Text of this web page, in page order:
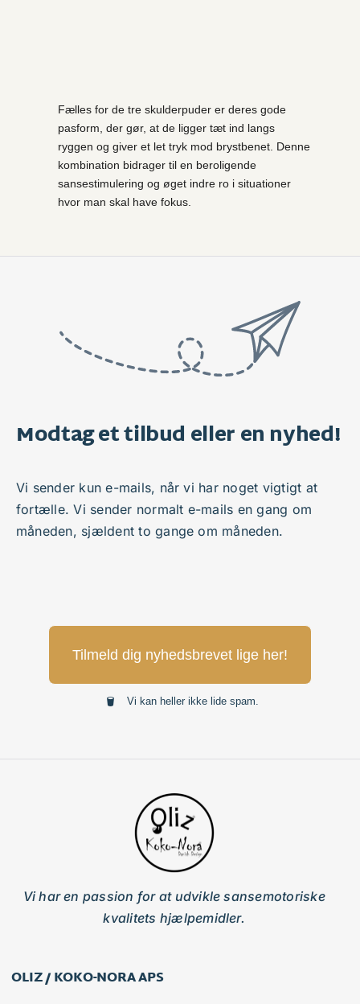
Fælles for de tre skulderpuder er deres gode
pasform, der gør, at de ligger tæt ind langs
ryggen og giver et let tryk mod brystbenet. Denne
kombination bidrager til en beroligende
sansestimulering og øget indre ro i situationer
hvor man skal have fokus.
Modtag et tilbud eller en nyhed!
Vi sender kun e-mails, når vi har noget vigtigt at
fortælle. Vi sender normalt e-mails en gang om
måneden, sjældent to gange om måneden.
Tilmeld dig nyhedsbrevet lige her!
Vi kan heller ikke lide spam.
Vi har en passion for at udvikle sansemotoriske
kvalitets hjælpemidler.
OLIZ / KOKO-NORA APS